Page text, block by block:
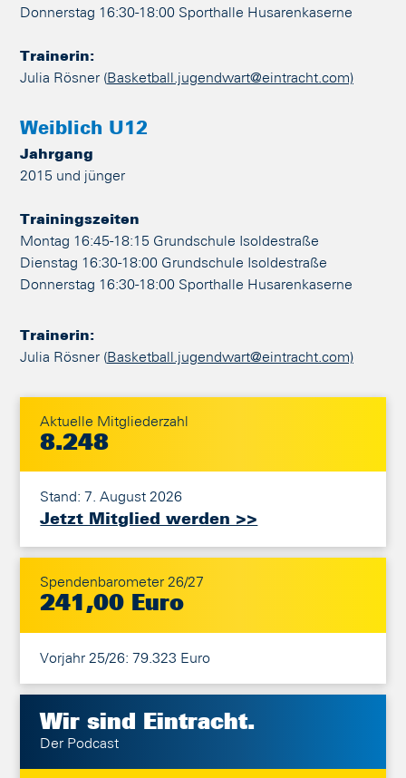
Donnerstag 16:30-18:00 Sporthalle Husarenkaserne
Trainerin:
Julia Rösner (Basketball.jugendwart@eintracht.com)
Weiblich U12
Jahrgang
2015 und jünger
Trainingszeiten
Montag 16:45-18:15 Grundschule Isoldestraße
Dienstag 16:30-18:00 Grundschule Isoldestraße
Donnerstag 16:30-18:00 Sporthalle Husarenkaserne
Trainerin:
Julia Rösner (Basketball.jugendwart@eintracht.com)
Aktuelle Mitgliederzahl
8.248
Stand: 7. August 2026
Jetzt Mitglied werden >>
Spendenbarometer 26/27
241,00 Euro
Vorjahr 25/26: 79.323 Euro
Wir sind Eintracht.
Der Podcast